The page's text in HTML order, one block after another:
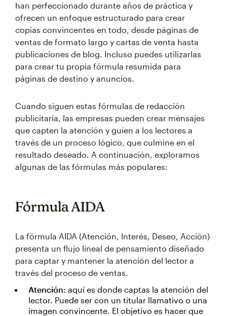
han perfeccionado durante años de práctica y
ofrecen un enfoque estructurado para crear
copias convincentes en todo, desde páginas de
ventas de formato largo y cartas de venta hasta
publicaciones de blog. Incluso puedes utilizarlas
para crear tu propia fórmula resumida para
páginas de destino y anuncios.
Cuando siguen estas fórmulas de redacción
publicitaria, las empresas pueden crear mensajes
que capten la atención y guíen a los lectores a
través de un proceso lógico, que culmine en el
resultado deseado. A continuación, exploramos
algunas de las fórmulas más populares:
Fórmula AIDA
La fórmula AIDA (Atención, Interés, Deseo, Acción)
presenta un flujo lineal de pensamiento diseñado
para captar y mantener la atención del lector a
través del proceso de ventas.
Atención: aquí es donde captas la atención del
lector. Puede ser con un titular llamativo o una
imagen convincente. El objetivo es hacer que